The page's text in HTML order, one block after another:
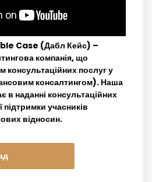
Case (Дабл Кейс) –
компанія, що
консультаційних послуг у
консалтингом). Наша
в наданні консультаційних
підтримки учасників
відносин.